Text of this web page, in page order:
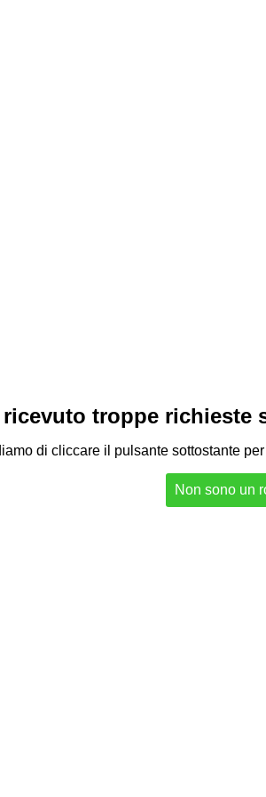
troppe richieste
di cliccare il pulsante sottostante
Non sono un